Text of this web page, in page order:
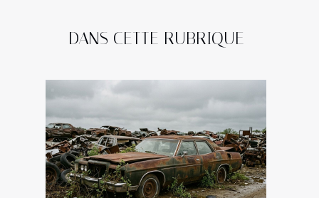
DANS CETTE RUBRIQUE